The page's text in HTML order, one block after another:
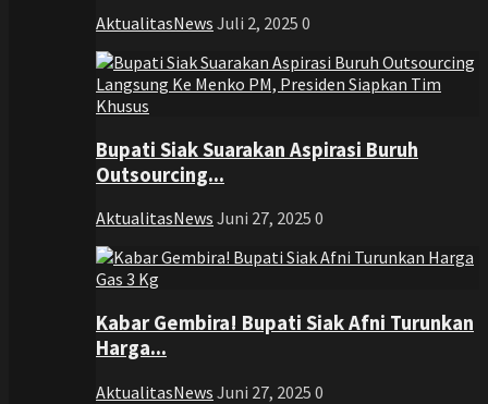
AktualitasNews Juli 2, 2025 0
Bupati Siak Suarakan Aspirasi Buruh
Outsourcing...
AktualitasNews Juni 27, 2025 0
Kabar Gembira! Bupati Siak Afni Turunkan
Harga...
AktualitasNews Juni 27, 2025 0